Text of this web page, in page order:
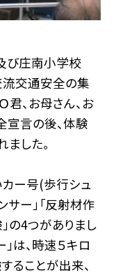
び庄南小学校
流交通安全の集
君、お母さん、お
言の後、体験
した。
ー号(歩行シュ
サー」「反射材作
の4つがありまし
は、時速５キロ
ることが出来、